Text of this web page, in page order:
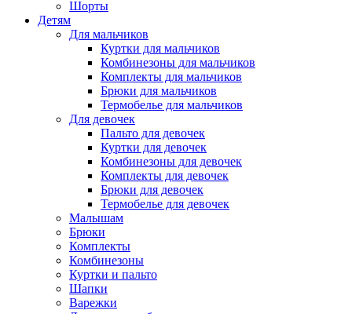
Шорты
Детям
Для мальчиков
Куртки для мальчиков
Комбинезоны для мальчиков
Комплекты для мальчиков
Брюки для мальчиков
Термобелье для мальчиков
Для девочек
Пальто для девочек
Куртки для девочек
Комбинезоны для девочек
Комплекты для девочек
Брюки для девочек
Термобелье для девочек
Малышам
Брюки
Комплекты
Комбинезоны
Куртки и пальто
Шапки
Варежки